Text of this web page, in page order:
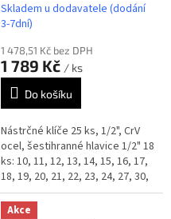
Skladem u dodavatele (dodání
3-7dní)
1 478,51 Kč bez DPH
1 789 Kč / ks
Do košíku
Nástrčné klíče 25 ks, 1/2", CrV
ocel, šestihranné hlavice 1/2" 18
ks: 10, 11, 12, 13, 14, 15, 16, 17,
18, 19, 20, 21, 22, 23, 24, 27, 30,
32 mm; ráčna 1/2", 90 zubů, 1
ks;...
Akce